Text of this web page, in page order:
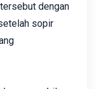
dengan
sopir